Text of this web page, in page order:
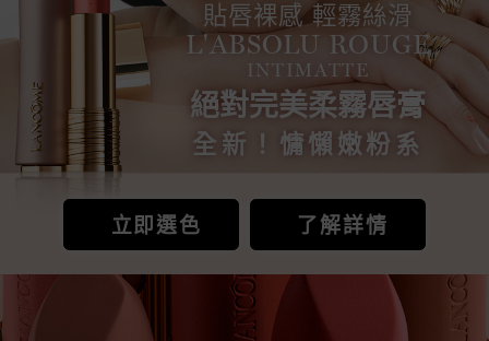
貼唇裸感 輕霧絲滑
L'ABSOLU ROUGE
INTIMATTE
絕對完美柔霧唇膏
全新！慵懶嫩粉系
立即選色 了解詳情